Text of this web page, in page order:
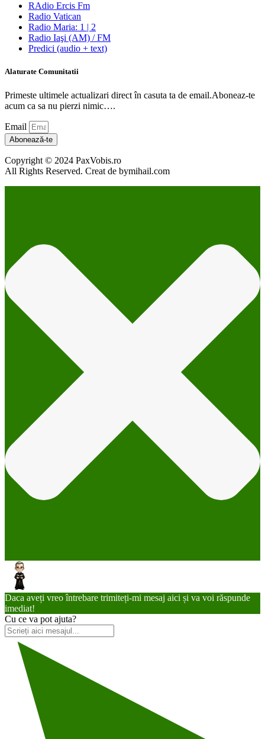
RAdio Ercis Fm
Radio Vatican
Radio Maria: 1 | 2
Radio Iaşi (AM) / FM
Predici (audio + text)
Alaturate Comunitatii
Primeste ultimele actualizari direct în casuta ta de email.Aboneaz-te
acum ca sa nu pierzi nimic….
Email
Abonează-te
Copyright © 2024 PaxVobis.ro
All Rights Reserved. Creat de bymihail.com
Daca aveți vreo întrebare trimiteți-mi mesaj aici și va voi răspunde
imediat!
Cu ce va pot ajuta?